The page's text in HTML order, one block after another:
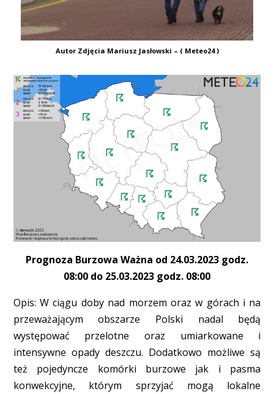
Autor Zdjęcia Mariusz Jasłowski – ( Meteo24 )
Prognoza Burzowa Ważna od 24.03.2023 godz.
08:00 do 25.03.2023 godz. 08:00
Opis: W ciągu doby nad morzem oraz w górach i na
przeważającym obszarze Polski nadal będą
występować przelotne oraz umiarkowane i
intensywne opady deszczu. Dodatkowo możliwe są
też pojedyncze komórki burzowe jak i pasma
konwekcyjne, którym sprzyjać mogą lokalne